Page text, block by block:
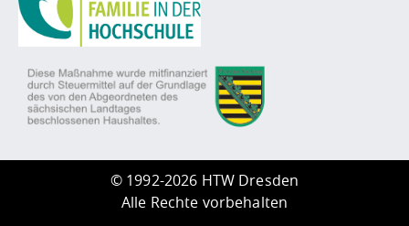
© 1992-2026 HTW Dresden
Alle Rechte vorbehalten